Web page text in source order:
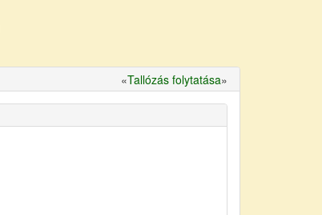
«Tallózás folytatása»